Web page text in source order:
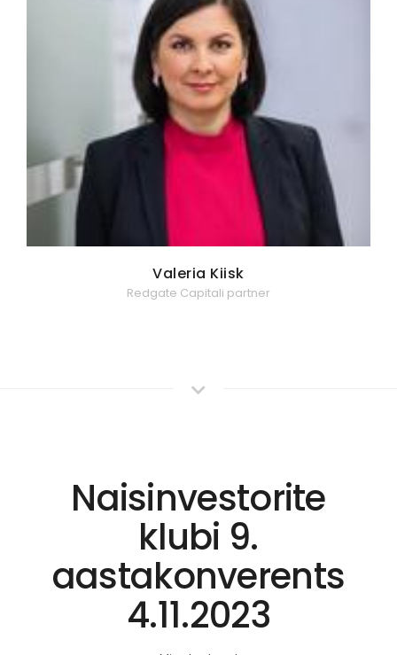
Valeria Kiisk
Redgate Capitali partner
Naisinvestorite
klubi 9.
aastakonverents
4.11.2023